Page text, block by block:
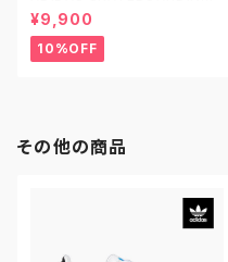
CAMPUS ADV B22716 26.0
-29.0 アディダス スケートボー
ディング キャンパスADV
¥9,900
10%OFF
その他の商品